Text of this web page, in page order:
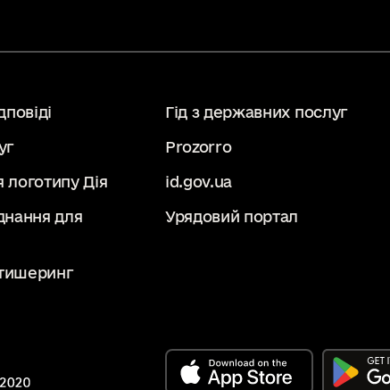
Гід з державних послуг
Prozorro
логотипу Дія id.gov.ua
для
Урядовий портал